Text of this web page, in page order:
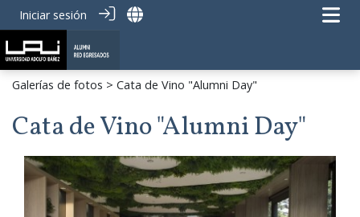
Iniciar sesión
Galerías de fotos > Cata de Vino "Alumni Day"
Cata de Vino "Alumni Day"